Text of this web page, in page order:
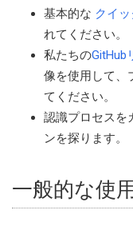
基本的な クイ
れてください。
私たちのGitHub
像を使用して、
てください。
認識プロセスを
ンを探ります。
一般的な使